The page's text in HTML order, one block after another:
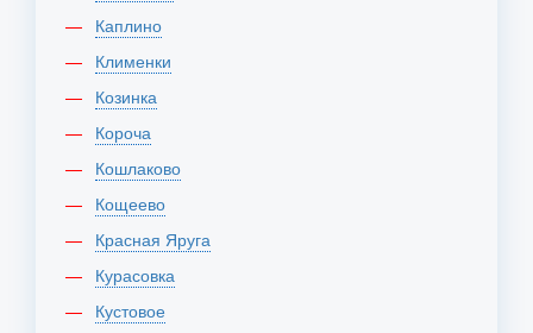
Каплино
Клименки
Козинка
Короча
Кошлаково
Кощеево
Красная Яруга
Курасовка
Кустовое